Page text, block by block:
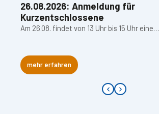
26.08.2026: Anmeldung für
Kurzentschlossene
Am 26.08. findet von 13 Uhr bis 15 Uhr eine…
mehr erfahren